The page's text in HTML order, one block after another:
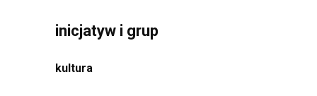
inicjatyw i grup
kultura